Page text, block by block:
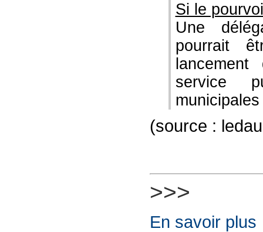
Si le
Une
pourrait
service
(source :
>>>
En savoir plus